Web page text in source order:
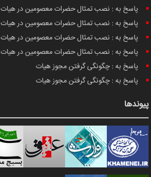
پاسخ به : نصب تمثال حضرات معصومین در هیات
پاسخ به : نصب تمثال حضرات معصومین در هیات
پاسخ به : نصب تمثال حضرات معصومین در هیات
پاسخ به : نصب تمثال حضرات معصومین در هیات
پاسخ به : چگونگی گرفتن مجوز هیات
پاسخ به : چگونگی گرفتن مجوز هیات
پیوندها